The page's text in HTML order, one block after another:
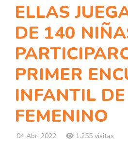
ELLAS
DE 140
PRIMER
INFANTIL
FEMENINO
04 Abr, 2022
1.255 visitas